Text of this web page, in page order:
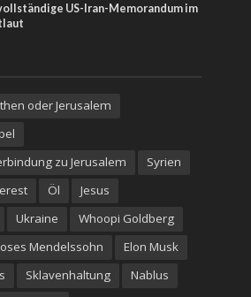
US-Iran-Memorandum im
oder Jerusalem
zu Jerusalem
Syrien
Öl
Jesus
Ukraine
Whoopi Goldberg
Mendelssohn
Elon Musk
Sklavenhaltung
Nablus